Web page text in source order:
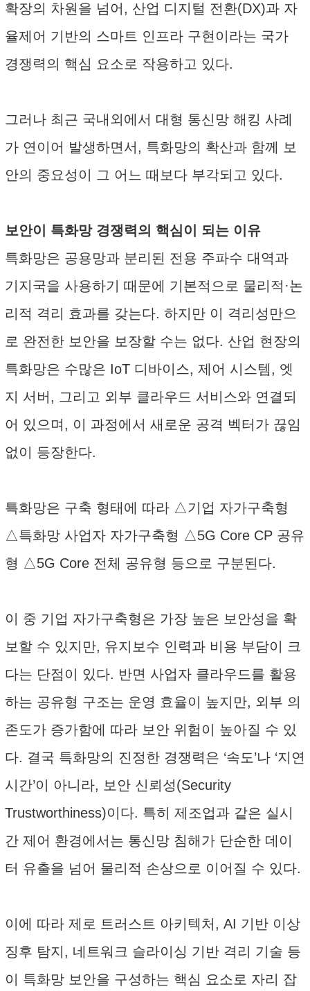
확장의 차원을 넘어, 산업 디지털 전환(DX)과 자
율제어 기반의 스마트 인프라 구현이라는 국가
경쟁력의 핵심 요소로 작용하고 있다.
그러나 최근 국내외에서 대형 통신망 해킹 사례
가 연이어 발생하면서, 특화망의 확산과 함께 보
안의 중요성이 그 어느 때보다 부각되고 있다.
보안이 특화망 경쟁력의 핵심이 되는 이유
특화망은 공용망과 분리된 전용 주파수 대역과
기지국을 사용하기 때문에 기본적으로 물리적·논
리적 격리 효과를 갖는다. 하지만 이 격리성만으
로 완전한 보안을 보장할 수는 없다. 산업 현장의
특화망은 수많은 IoT 디바이스, 제어 시스템, 엣
지 서버, 그리고 외부 클라우드 서비스와 연결되
어 있으며, 이 과정에서 새로운 공격 벡터가 끊임
없이 등장한다.
특화망은 구축 형태에 따라 △기업 자가구축형
△특화망 사업자 자가구축형 △5G Core CP 공유
형 △5G Core 전체 공유형 등으로 구분된다.
이 중 기업 자가구축형은 가장 높은 보안성을 확
보할 수 있지만, 유지보수 인력과 비용 부담이 크
다는 단점이 있다. 반면 사업자 클라우드를 활용
하는 공유형 구조는 운영 효율이 높지만, 외부 의
존도가 증가함에 따라 보안 위험이 높아질 수 있
다. 결국 특화망의 진정한 경쟁력은 ‘속도’나 ‘지연
시간’이 아니라, 보안 신뢰성(Security
Trustworthiness)이다. 특히 제조업과 같은 실시
간 제어 환경에서는 통신망 침해가 단순한 데이
터 유출을 넘어 물리적 손상으로 이어질 수 있다.
이에 따라 제로 트러스트 아키텍처, AI 기반 이상
징후 탐지, 네트워크 슬라이싱 기반 격리 기술 등
이 특화망 보안을 구성하는 핵심 요소로 자리 잡